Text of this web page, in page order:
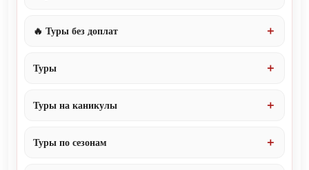
🔥 Туры без доплат
Туры
Туры на каникулы
Туры по сезонам